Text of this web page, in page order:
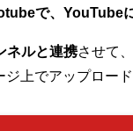
で、YouTube
ネルと連携させて、
ジ上でアップロー